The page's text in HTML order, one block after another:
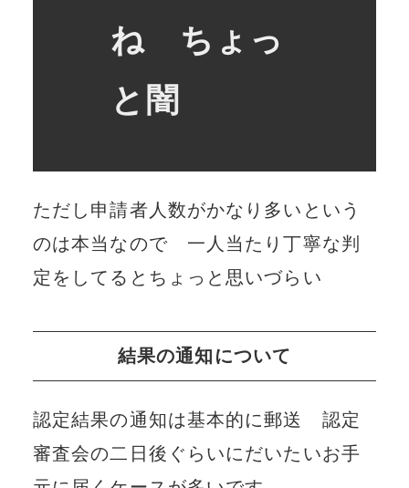
ね ちょっ
と闇
ただし申請者人数がかなり多いという
のは本当なので 一人当たり丁寧な判
定をしてるとちょっと思いづらい
結果の通知について
認定結果の通知は基本的に郵送 認定
審査会の二日後ぐらいにだいたいお手